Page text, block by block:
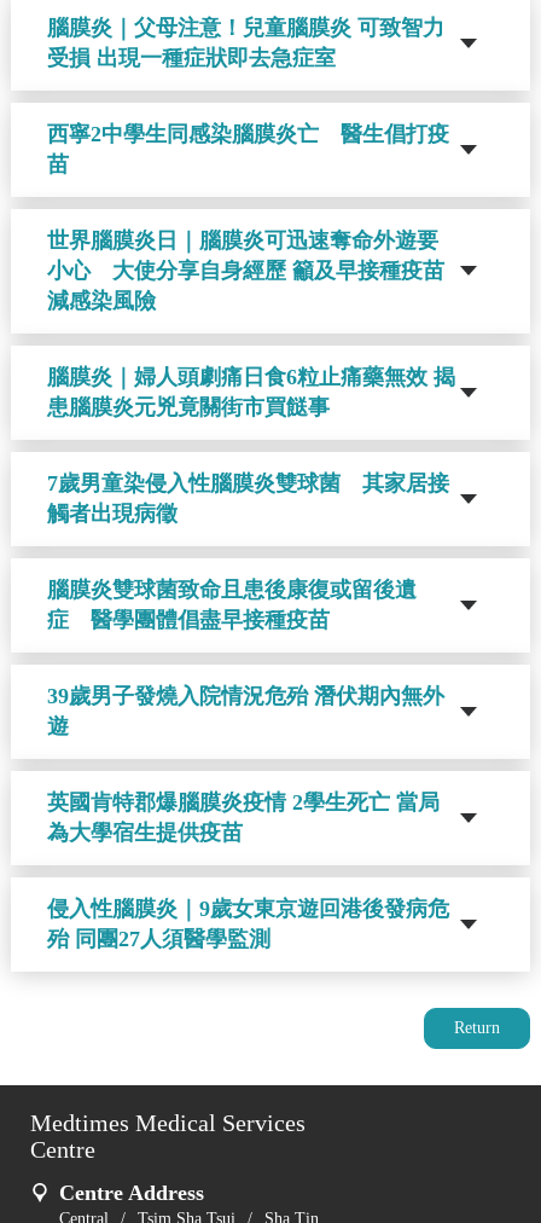
腦膜炎｜父母注意！兒童腦膜炎 可致智力
受損 出現一種症狀即去急症室
西寧2中學生同感染腦膜炎亡 醫生倡打疫
苗
世界腦膜炎日｜腦膜炎可迅速奪命外遊要
小心 大使分享自身經歷 籲及早接種疫苗
減感染風險
腦膜炎｜婦人頭劇痛日食6粒止痛藥無效 揭
患腦膜炎元兇竟關街市買餸事
7歲男童染侵入性腦膜炎雙球菌 其家居接
觸者出現病徵
腦膜炎雙球菌致命且患後康復或留後遺
症 醫學團體倡盡早接種疫苗
39歲男子發燒入院情況危殆 潛伏期內無外
遊
英國肯特郡爆腦膜炎疫情 2學生死亡 當局
為大學宿生提供疫苗
侵入性腦膜炎｜9歲女東京遊回港後發病危
殆 同團27人須醫學監測
Return
Medtimes Medical Services
Centre
Centre Address
Central / Tsim Sha Tsui / Sha Tin